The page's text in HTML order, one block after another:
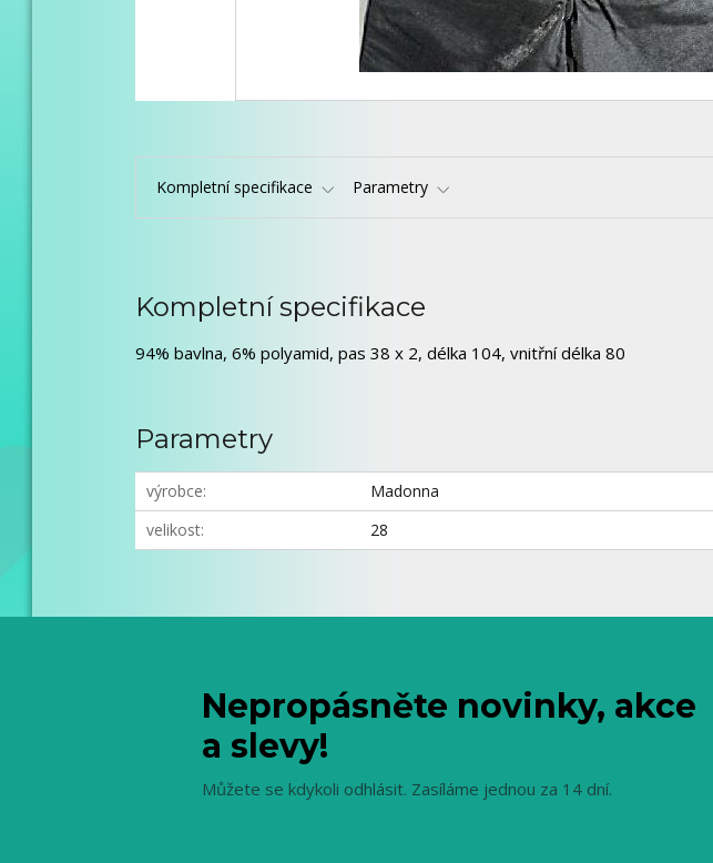
Kompletní specifikace Parametry
Kompletní specifikace
94% bavlna, 6% polyamid, pas 38 x 2, délka 104, vnitřní délka 80
Parametry
výrobce
Madonna
velikost
28
Nepropásněte novinky, akce
a slevy!
Můžete se kdykoli odhlásit. Zasíláme jednou za 14 dní.